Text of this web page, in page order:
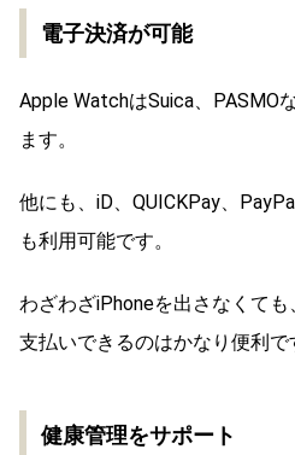
電子決済が可能
Apple WatchはSuica、PASMO
ます。
他にも、iD、QUICKPay、
も利用可能です。
わざわざiPhoneを出さなくて
支払いできるのはかなり便利で
健康管理をサポート